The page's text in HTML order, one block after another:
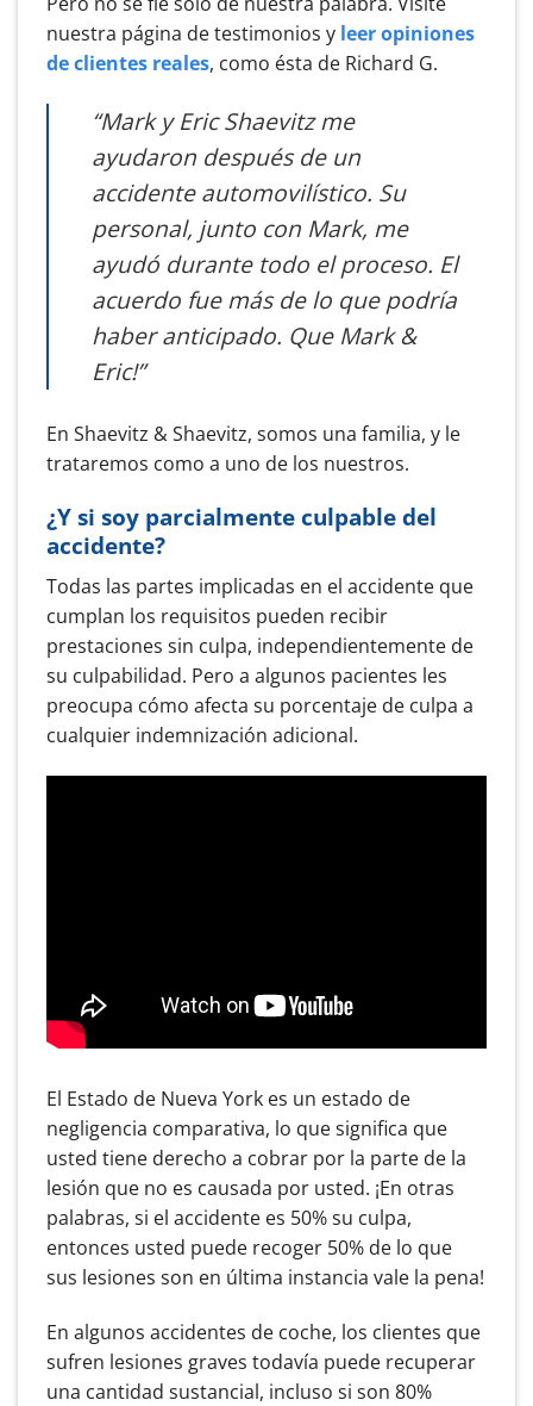
nuestra página de testimonios y leer opiniones
de clientes reales, como ésta de Richard G.
“Mark y Eric Shaevitz me
ayudaron después de un
accidente automovilístico. Su
personal, junto con Mark, me
ayudó durante todo el proceso. El
acuerdo fue más de lo que podría
haber anticipado. Que Mark &
Eric!”
En Shaevitz & Shaevitz, somos una familia, y le
trataremos como a uno de los nuestros.
¿Y si soy parcialmente culpable del
accidente?
Todas las partes implicadas en el accidente que
cumplan los requisitos pueden recibir
prestaciones sin culpa, independientemente de
su culpabilidad. Pero a algunos pacientes les
preocupa cómo afecta su porcentaje de culpa a
cualquier indemnización adicional.
El Estado de Nueva York es un estado de
negligencia comparativa, lo que significa que
usted tiene derecho a cobrar por la parte de la
lesión que no es causada por usted. ¡En otras
palabras, si el accidente es 50% su culpa,
entonces usted puede recoger 50% de lo que
sus lesiones son en última instancia vale la pena!
En algunos accidentes de coche, los clientes que
sufren lesiones graves todavía puede recuperar
una cantidad sustancial, incluso si son 80%